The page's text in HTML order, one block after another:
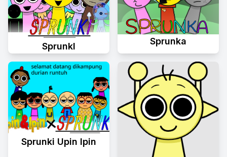
Sprunkl
Sprunka
Sprunki Upin Ipin